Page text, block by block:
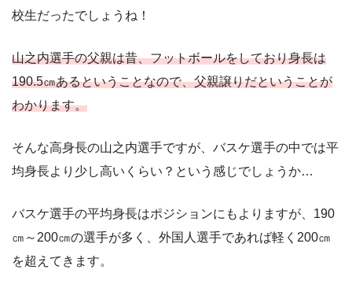
校生だったでしょうね！
山之内選手の父親は昔、フットボールをしており身長は
190.5㎝あるということなので、父親譲りだということが
わかります。
そんな高身長の山之内選手ですが、バスケ選手の中では平
均身長より少し高いくらい？という感じでしょうか…
バスケ選手の平均身長はポジションにもよりますが、190
㎝～200㎝の選手が多く、外国人選手であれば軽く200㎝
を超えてきます。